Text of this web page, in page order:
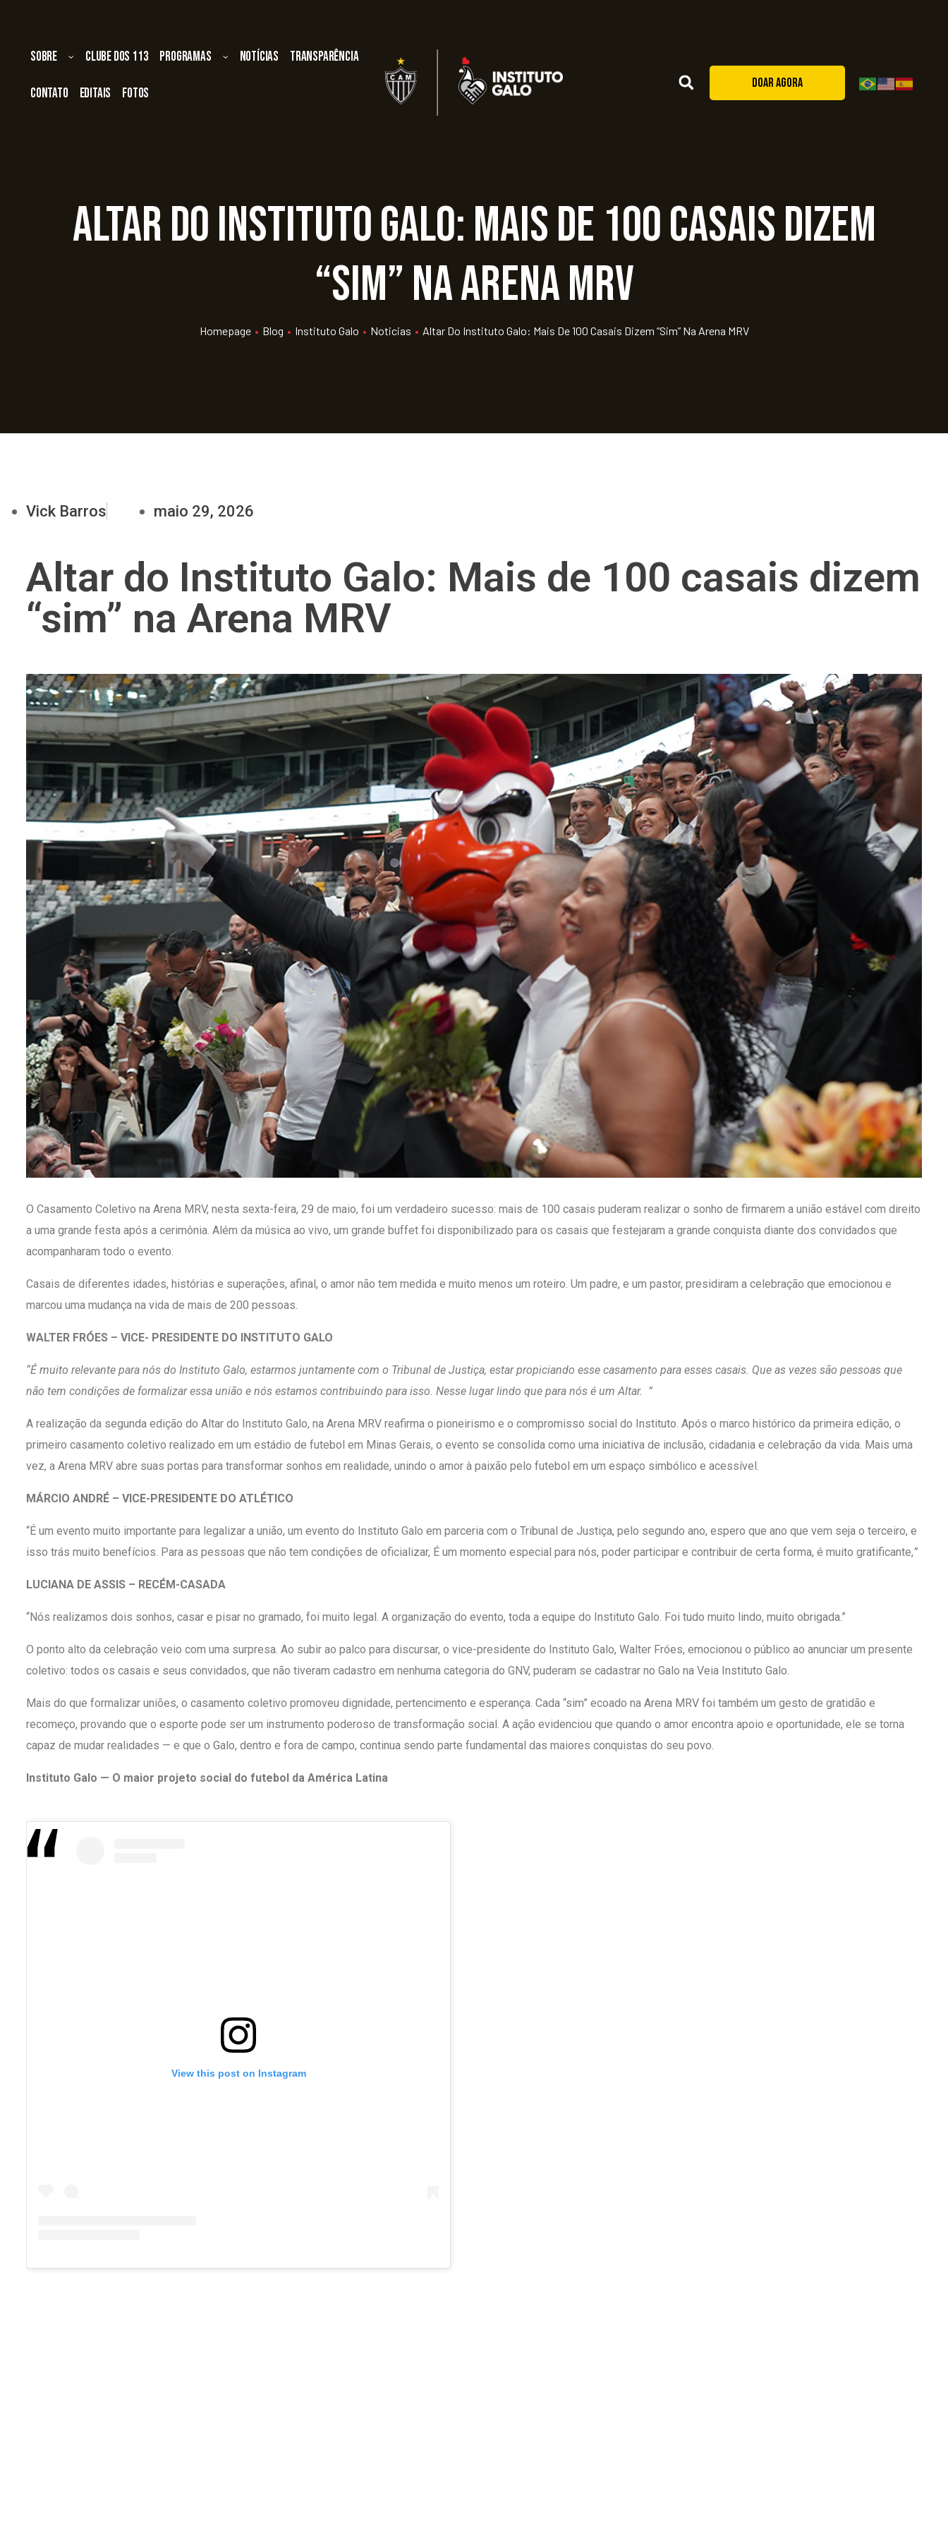
Sobre Clube dos 113 Programas Notícias Transparência
Contato Editais Fotos
DOAR AGORA
Altar do Instituto Galo: Mais de 100 casais dizem
“sim” na Arena MRV
Homepage • Blog • Instituto Galo • Noticias • Altar Do Instituto Galo: Mais De 100 Casais Dizem “sim” Na Arena MRV
Vick Barros maio 29, 2026
Altar do Instituto Galo: Mais de 100 casais dizem
“sim” na Arena MRV
O Casamento Coletivo na Arena MRV, nesta sexta-feira, 29 de maio, foi um verdadeiro sucesso: mais de 100 casais puderam realizar o sonho de firmarem a união estável com direito
a uma grande festa após a cerimônia. Além da música ao vivo, um grande buffet foi disponibilizado para os casais que festejaram a grande conquista diante dos convidados que
acompanharam todo o evento.
Casais de diferentes idades, histórias e superações, afinal, o amor não tem medida e muito menos um roteiro. Um padre, e um pastor, presidiram a celebração que emocionou e
marcou uma mudança na vida de mais de 200 pessoas.
WALTER FRÓES – VICE- PRESIDENTE DO INSTITUTO GALO
“É muito relevante para nós do Instituto Galo, estarmos juntamente com o Tribunal de Justiça, estar propiciando esse casamento para esses casais. Que as vezes são pessoas que
não tem condições de formalizar essa união e nós estamos contribuindo para isso. Nesse lugar lindo que para nós é um Altar. ”
A realização da segunda edição do Altar do Instituto Galo, na Arena MRV reafirma o pioneirismo e o compromisso social do Instituto. Após o marco histórico da primeira edição, o
primeiro casamento coletivo realizado em um estádio de futebol em Minas Gerais, o evento se consolida como uma iniciativa de inclusão, cidadania e celebração da vida. Mais uma
vez, a Arena MRV abre suas portas para transformar sonhos em realidade, unindo o amor à paixão pelo futebol em um espaço simbólico e acessível.
MÁRCIO ANDRÉ – VICE-PRESIDENTE DO ATLÉTICO
“É um evento muito importante para legalizar a união, um evento do Instituto Galo em parceria com o Tribunal de Justiça, pelo segundo ano, espero que ano que vem seja o terceiro, e
isso trás muito benefícios. Para as pessoas que não tem condições de oficializar, É um momento especial para nós, poder participar e contribuir de certa forma, é muito gratificante,”
LUCIANA DE ASSIS – RECÉM-CASADA
“Nós realizamos dois sonhos, casar e pisar no gramado, foi muito legal. A organização do evento, toda a equipe do Instituto Galo. Foi tudo muito lindo, muito obrigada.”
O ponto alto da celebração veio com uma surpresa. Ao subir ao palco para discursar, o vice-presidente do Instituto Galo, Walter Fróes, emocionou o público ao anunciar um presente
coletivo: todos os casais e seus convidados, que não tiveram cadastro em nenhuma categoria do GNV, puderam se cadastrar no Galo na Veia Instituto Galo.
Mais do que formalizar uniões, o casamento coletivo promoveu dignidade, pertencimento e esperança. Cada “sim” ecoado na Arena MRV foi também um gesto de gratidão e
recomeço, provando que o esporte pode ser um instrumento poderoso de transformação social. A ação evidenciou que quando o amor encontra apoio e oportunidade, ele se torna
capaz de mudar realidades — e que o Galo, dentro e fora de campo, continua sendo parte fundamental das maiores conquistas do seu povo.
Instituto Galo — O maior projeto social do futebol da América Latina
View this post on Instagram